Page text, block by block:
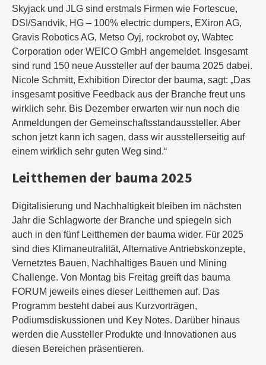
Skyjack und JLG sind erstmals Firmen wie Fortescue,
DSI/Sandvik, HG – 100% electric dumpers, EXiron AG,
Gravis Robotics AG, Metso Oyj, rockrobot oy, Wabtec
Corporation oder WEICO GmbH angemeldet. Insgesamt
sind rund 150 neue Aussteller auf der bauma 2025 dabei.
Nicole Schmitt, Exhibition Director der bauma, sagt: „Das
insgesamt positive Feedback aus der Branche freut uns
wirklich sehr. Bis Dezember erwarten wir nun noch die
Anmeldungen der Gemeinschaftsstandaussteller. Aber
schon jetzt kann ich sagen, dass wir ausstellerseitig auf
einem wirklich sehr guten Weg sind.“
Leitthemen der bauma 2025
Digitalisierung und Nachhaltigkeit bleiben im nächsten
Jahr die Schlagworte der Branche und spiegeln sich
auch in den fünf Leitthemen der bauma wider. Für 2025
sind dies Klimaneutralität, Alternative Antriebskonzepte,
Vernetztes Bauen, Nachhaltiges Bauen und Mining
Challenge. Von Montag bis Freitag greift das bauma
FORUM jeweils eines dieser Leitthemen auf. Das
Programm besteht dabei aus Kurzvorträgen,
Podiumsdiskussionen und Key Notes. Darüber hinaus
werden die Aussteller Produkte und Innovationen aus
diesen Bereichen präsentieren.